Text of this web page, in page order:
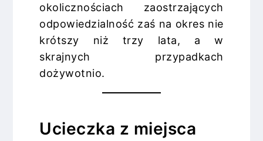
okolicznościach zaostrzających
odpowiedzialność zaś na okres nie
krótszy niż trzy lata, a w
skrajnych przypadkach
dożywotnio.
Ucieczka z miejsca